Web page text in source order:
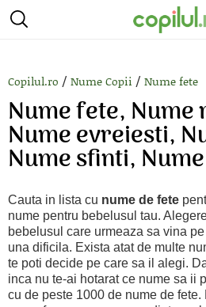
Copilul.ro / Nume Copii / Nume fete
Nume fete,
Nume evreiesti,
Nume sfinti,
Cauta in lista cu nume de fete
nume pentru bebelusul tau.
bebelusul care urmeaza sa vina
una dificila. Exista atat de multe
te poti decide pe care sa il alegi.
inca nu te-ai hotarat ce nume sa ii
cu de peste 1000 de nume de